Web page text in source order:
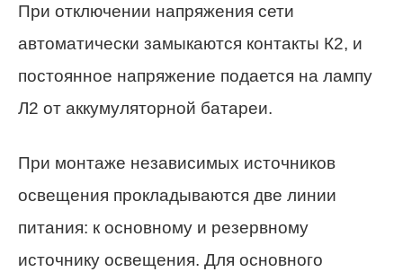
При отключении напряжения сети
автоматически замыкаются контакты К2, и
постоянное напряжение подается на лампу
Л2 от аккумуляторной батареи.
При монтаже независимых источников
освещения прокладываются две линии
питания: к основному и резервному
источнику освещения. Для основного